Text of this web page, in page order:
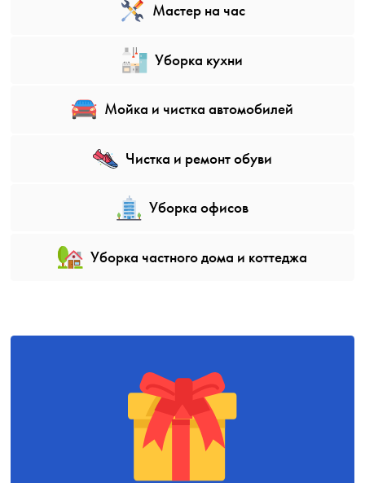
Мастер на чаc
Уборка кухни
Мойка и чистка автомобилей
Чистка и ремонт обуви
Уборка офисов
Уборка частного дома и коттеджа